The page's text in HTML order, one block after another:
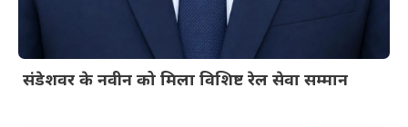
संडेशवर के नवीन को मिला विशिष्ट रेल सेवा सम्मान